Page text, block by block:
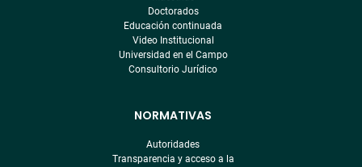
Doctorados
Educación continuada
Video Institucional
Universidad en el Campo
Consultorio Jurídico
NORMATIVAS
Autoridades
Transparencia y acceso a la